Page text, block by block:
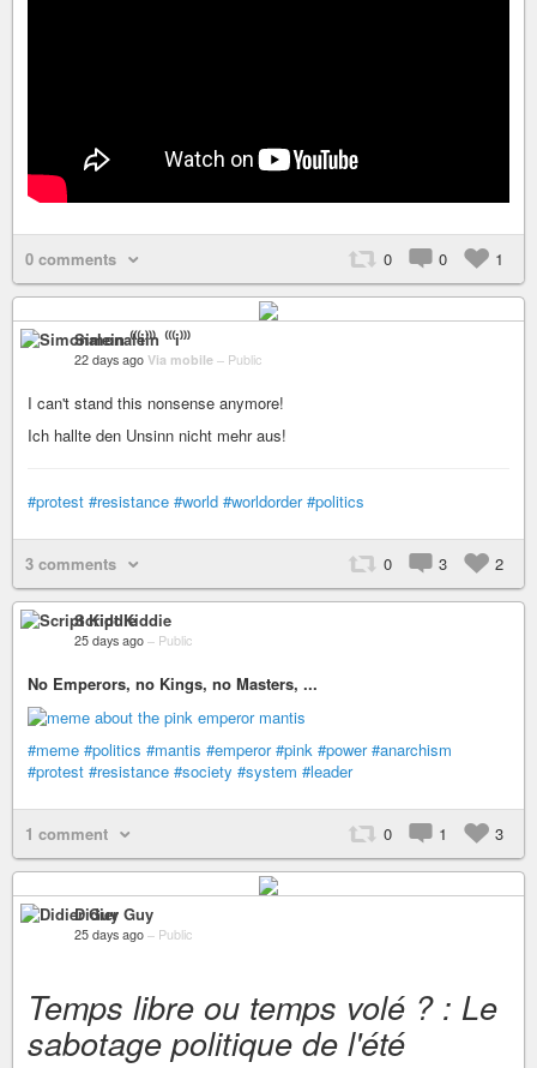
0 comments 0 0 1
Simonalein ⁽⁽⁽i⁾⁾⁾
22 days ago Via mobile – Public
I can't stand this nonsense anymore!
Ich hallte den Unsinn nicht mehr aus!
#protest #resistance #world #worldorder #politics
3 comments 0 3 2
Script Kiddie
25 days ago – Public
No Emperors, no Kings, no Masters, ...
#meme #politics #mantis #emperor #pink #power #anarchism
#protest #resistance #society #system #leader
1 comment 0 1 3
Didier Guy
25 days ago – Public
Temps libre ou temps volé ? : Le
sabotage politique de l'été